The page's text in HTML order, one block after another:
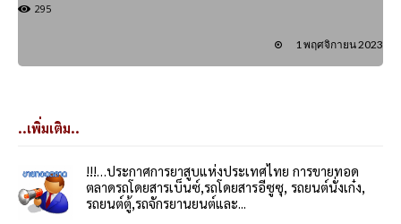
295
1 พฤศจิกายน 2023
..เพิ่มเติม..
!!!…ประกาศการยาสูบแห่งประเทศไทย การขายทอด
ตลาดรถโดยสารเบ็นซ์,รถโดยสารอีซูซุ, รถยนต์นั่งเก๋ง,
รถยนต์ตู้,รถจักรยานยนต์และ...